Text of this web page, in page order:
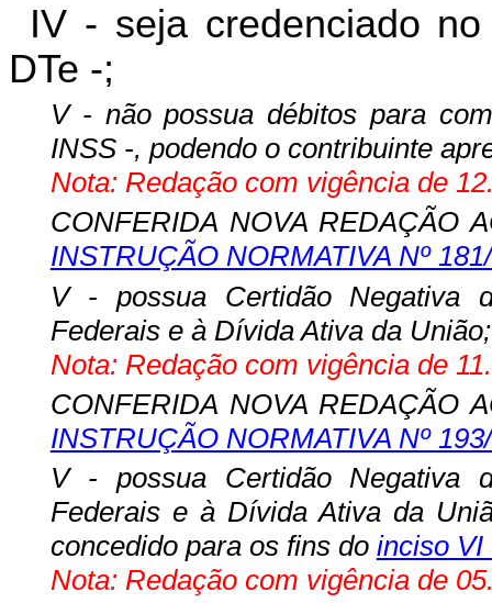
IV - seja credenciado
DTe -;
V - não possua débitos para
INSS -, podendo o contribuinte
Nota: Redação com vigência de
CONFERIDA NOVA REDAÇÃO
INSTRUÇÃO NORMATIVA Nº
V - possua Certidão Negativa
Federais e à Dívida Ativa da União;
Nota: Redação com vigência de
CONFERIDA NOVA REDAÇÃO
INSTRUÇÃO NORMATIVA Nº
V - possua Certidão Negativa
Federais e à Dívida Ativa da
concedido para os fins do inciso VI
Nota: Redação com vigência de